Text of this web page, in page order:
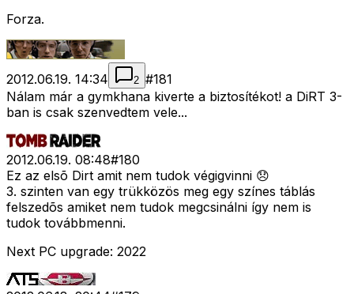
Forza.
2012.06.19. 14:34 2 #181
Nálam már a gymkhana kiverte a biztosítékot! a DiRT 3-
ban is csak szenvedtem vele...
2012.06.19. 08:48#180
Ez az elsõ Dirt amit nem tudok végigvinni 😞
3. szinten van egy trükközös meg egy színes táblás
felszedõs amiket nem tudok megcsinálni így nem is
tudok továbbmenni.
Next PC upgrade: 2022